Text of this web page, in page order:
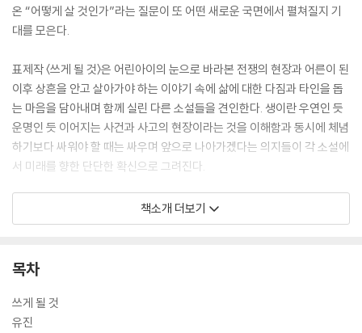
온 “어떻게 살 것인가”라는 질문이 또 어떤 새로운 국면에서 펼쳐질지 기
대를 모은다.
표제작 〈쓰게 될 것〉은 어린아이의 눈으로 바라본 전쟁의 현장과 어른이 된
이후 상흔을 안고 살아가야 하는 이야기 속에 삶에 대한 다짐과 타인을 돕
는 마음을 담아내며 함께 실린 다른 소설들을 견인한다. 생이란 우연인 듯
운명인 듯 이어지는 사건과 사고의 현장이라는 것을 이해함과 동시에 체념
하기보다 싸워야 할 때는 싸우며 앞으로 나아가겠다는 의지들이 각 소설에
서 미래를 향한 단단한 확신으로 그려진다.
여기의 소설들은 최진영이 이 시대에 쓰지 않을 수 없었던 이야기임과 동
시에 새롭게 쓰게 될 것을 예고한다. 그리하여 『쓰게 될 것』은 최진영이 써
“망하도록 두지 않으려는” 의지로서 또 다른 미래를 희망하게 할 것이다.
책소개 더보기
목차
쓰게 될 것
유진